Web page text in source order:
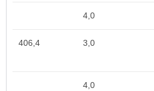
4,0
406,4 3,0
4,0